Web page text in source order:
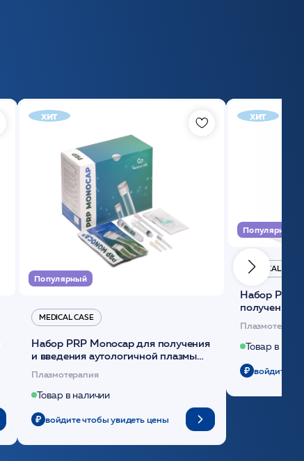
хит
Популярный
MEDICAL CASE
Набор PRP Monocap для получения
и введения аутологичной плазмы
(саше 1шт)/Medical Case
Плазмотерапия
Товар в наличии
войдите чтобы увидеть цены
хит
Популярный
MEDICAL CASE
Набор Plasmoactive Стандарт для
получения
плазмы
Товар в
войдите